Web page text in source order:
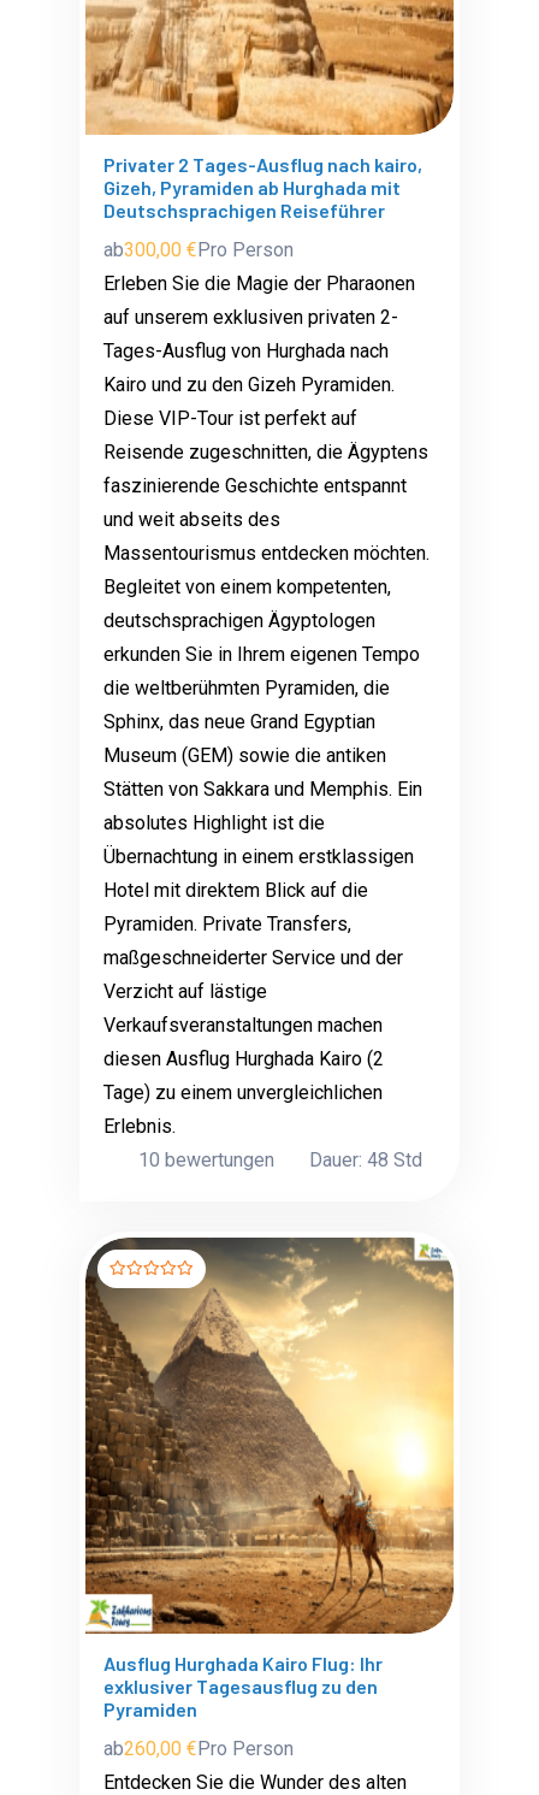
Privater 2 Tages-Ausflug nach kairo,
Gizeh, Pyramiden ab Hurghada mit
Deutschsprachigen Reiseführer
ab300,00 €Pro Person
Erleben Sie die Magie der Pharaonen
auf unserem exklusiven privaten 2-
Tages-Ausflug von Hurghada nach
Kairo und zu den Gizeh Pyramiden.
Diese VIP-Tour ist perfekt auf
Reisende zugeschnitten, die Ägyptens
faszinierende Geschichte entspannt
und weit abseits des
Massentourismus entdecken möchten.
Begleitet von einem kompetenten,
deutschsprachigen Ägyptologen
erkunden Sie in Ihrem eigenen Tempo
die weltberühmten Pyramiden, die
Sphinx, das neue Grand Egyptian
Museum (GEM) sowie die antiken
Stätten von Sakkara und Memphis. Ein
absolutes Highlight ist die
Übernachtung in einem erstklassigen
Hotel mit direktem Blick auf die
Pyramiden. Private Transfers,
maßgeschneiderter Service und der
Verzicht auf lästige
Verkaufsveranstaltungen machen
diesen Ausflug Hurghada Kairo (2
Tage) zu einem unvergleichlichen
Erlebnis.
10 bewertungen
Dauer: 48 Std
Ausflug Hurghada Kairo Flug: Ihr
exklusiver Tagesausflug zu den
Pyramiden
ab260,00 €Pro Person
Entdecken Sie die Wunder des alten